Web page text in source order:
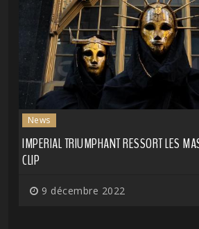
News
IMPERIAL TRIUMPHANT RESSORT LES
CLIP
9 décembre 2022